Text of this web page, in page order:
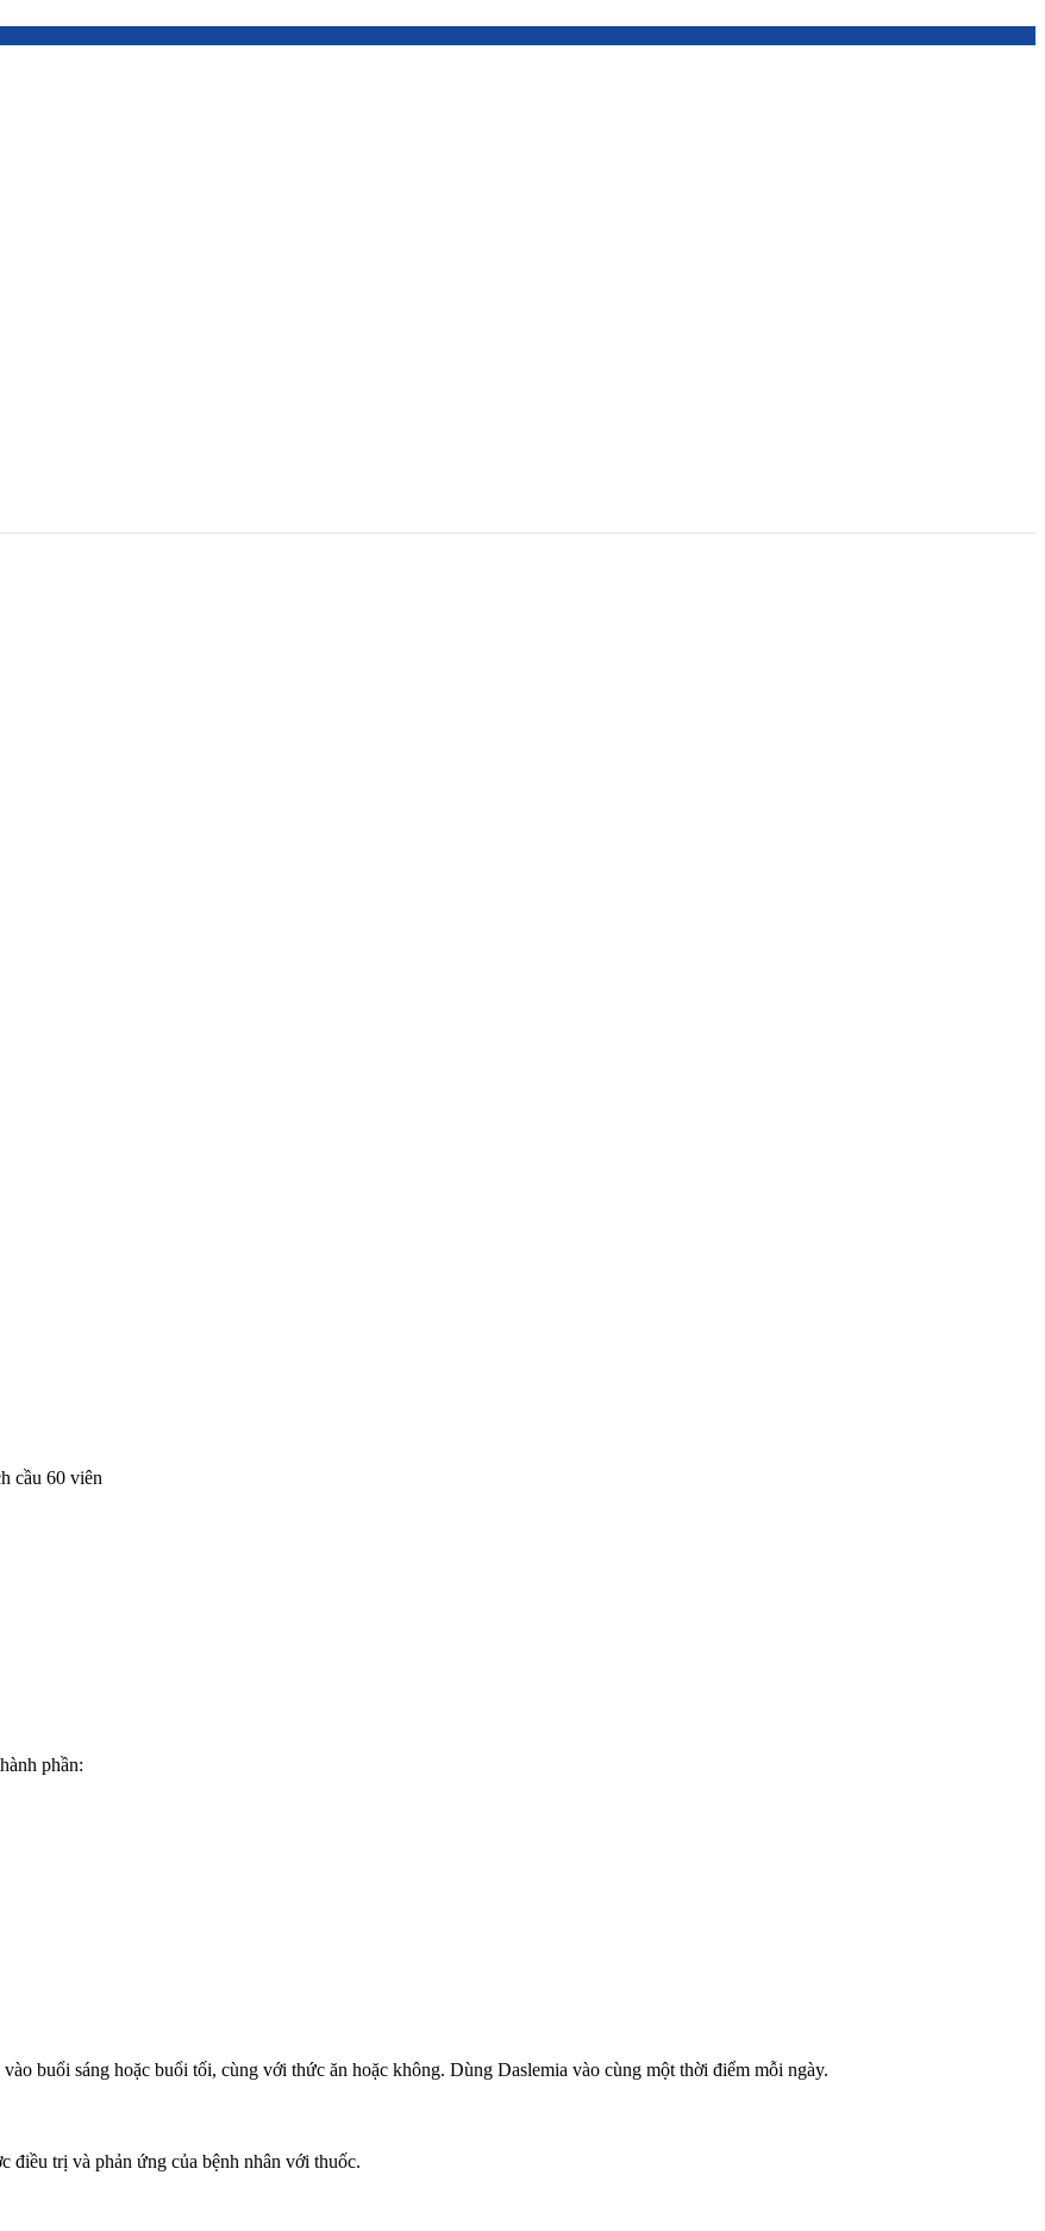
cầu 60 viên
phần:
buổi sáng hoặc buổi tối, cùng với thức ăn hoặc không. Dùng Daslemia vào cùng một thời điểm mỗi ngày.
điều trị và phản ứng của bệnh nhân với thuốc.